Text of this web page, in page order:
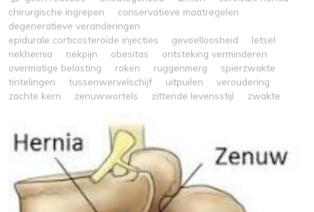
chirurgische ingrepen
conservatieve maatregelen
degeneratieve veranderingen
epidurale corticosteroïde injecties
gevoelloosheid
letsel
nekhernia
nekpijn obesitas
ontsteking verminderen
overmatige belasting
roken ruggenmerg
spierzwakte
tintelingen
tussenwervelschijf uitpuilen
veroudering
zachte kern
zenuwwortels zittende levensstijl zwakte